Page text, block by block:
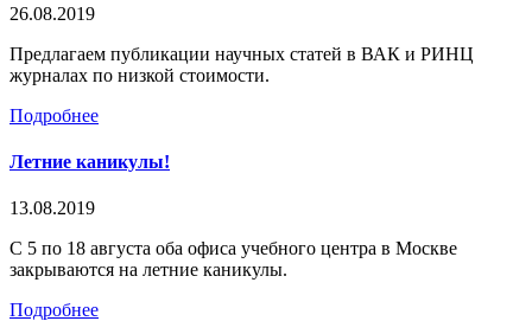
26.08.2019
Предлагаем публикации научных статей в ВАК и РИНЦ
журналах по низкой стоимости.
Подробнее
Летние каникулы!
13.08.2019
С 5 по 18 августа оба офиса учебного центра в Москве
закрываются на летние каникулы.
Подробнее